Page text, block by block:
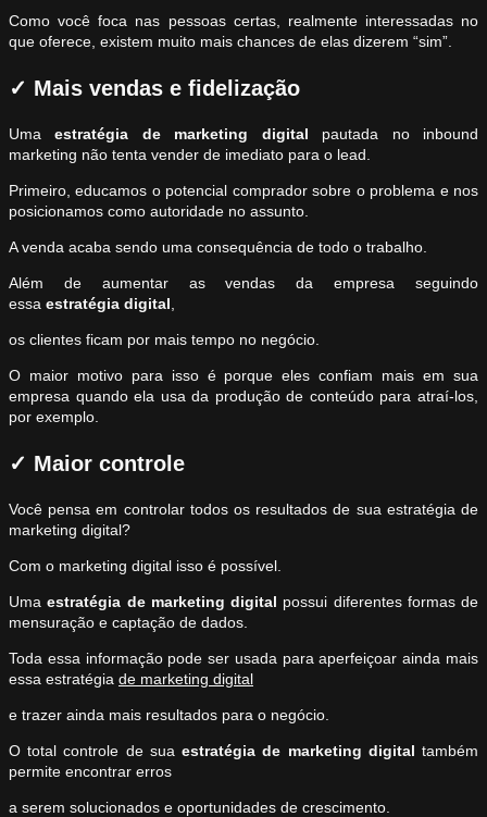
Como você foca nas pessoas certas, realmente interessadas no
que oferece, existem muito mais chances de elas dizerem “sim”.
✓ Mais vendas e fidelização
Umaestratégia de marketing digital pautada no inbound
marketing não tenta vender de imediato para o lead.
Primeiro, educamos o potencial comprador sobre o problema e nos
posicionamos como autoridade no assunto.
A venda acaba sendo uma consequência de todo o trabalho.
Além de aumentar as vendas da empresa seguindo
essa estratégia digital
os clientes ficam por mais tempo no negócio.
O maior motivo para isso é porque eles confiam mais em sua
empresa quando ela usa da produção de conteúdo para atraí-los,
por exemplo.
✓ Maior controle
Você pensa em controlar todos os resultados de sua estratégia de
marketing digital?
Com o marketing digital isso é possível.
Umaestratégia de marketing digital possui diferentes formas de
mensuração e captação de dados.
Toda essa informação pode ser usada para aperfeiçoar ainda mais
essa estratégia de marketing digital
e trazer ainda mais resultados para o negócio.
O total controle de suaestratégia de marketing digital também
permite encontrar erros
a serem solucionados e oportunidades de crescimento.